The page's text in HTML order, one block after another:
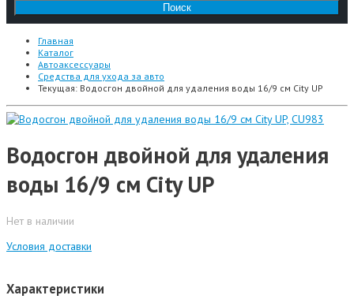
Главная
Каталог
Автоаксессуары
Средства для ухода за авто
Текущая: Водосгон двойной для удаления воды 16/9 см City UP
Водосгон двойной для удаления
воды 16/9 см City UP
Нет в наличии
Условия доставки
Характеристики